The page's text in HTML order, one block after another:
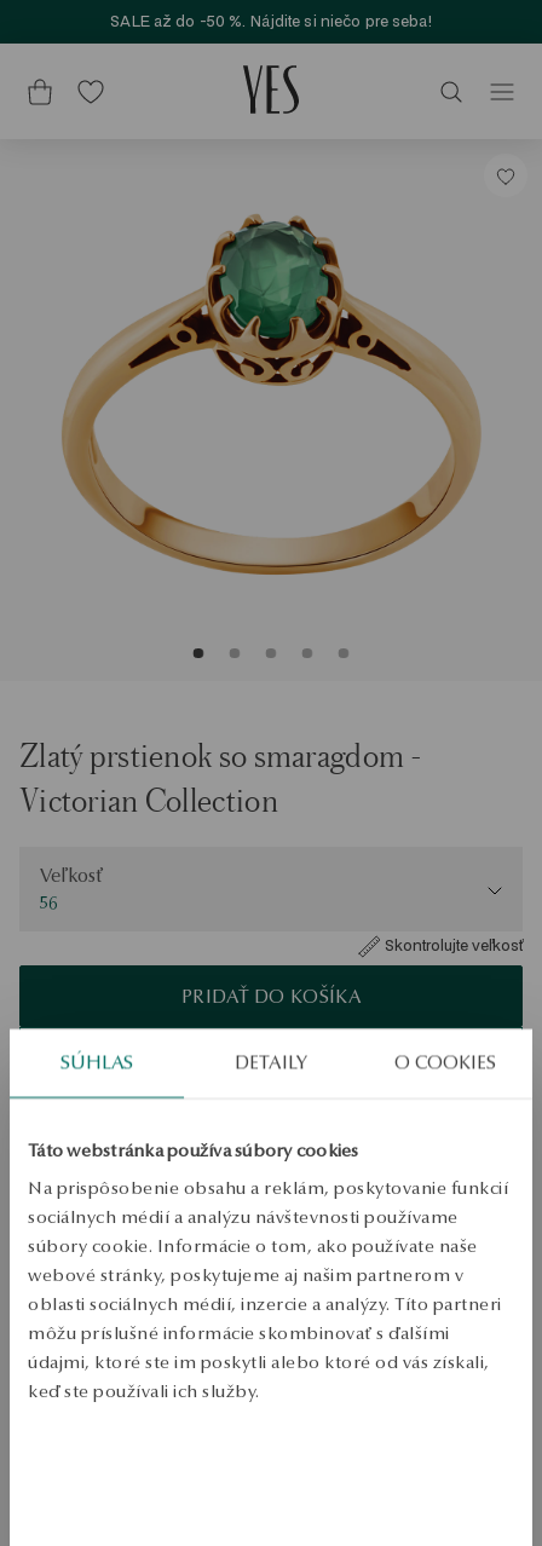
SÚHLAS DETAILY O COOKIES
Táto webstránka používa súbory cookies
Na prispôsobenie obsahu a reklám, poskytovanie funkcií
sociálnych médií a analýzu návštevnosti používame
súbory cookie. Informácie o tom, ako používate naše
webové stránky, poskytujeme aj našim partnerom v
oblasti sociálnych médií, inzercie a analýzy. Títo partneri
môžu príslušné informácie skombinovať s ďalšími
údajmi, ktoré ste im poskytli alebo ktoré od vás získali,
keď ste používali ich služby.
SALE až do -50 %. Nájdite si niečo pre seba!
Zlatý prstienok so smaragdom -
Victorian Collection
Veľkosť
56
Skontrolujte veľkosť
PRIDAŤ DO KOŠÍKA
Overiť dostupnosť
Zásielka:1pracovné dni
Bezplatné vrátenie tovaru do 30 dní
PODROBNOSTI
Kov: zlato
Jemnost': 585
Ozdoba: 0.72 ct smaragd
Priemerná hmotnosť: viac ako 1 g